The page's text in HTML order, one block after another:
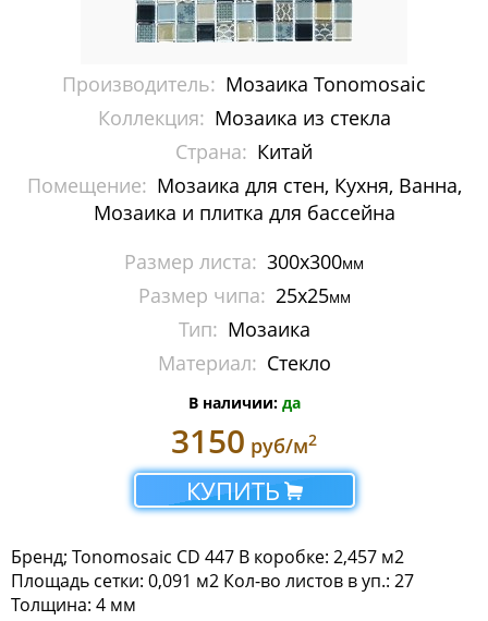
Мозаика Caramelle Mosaic
Мозаика Decor-mosaic
Мозаика Imagine Mosaic
Мозаика Irida
Мозаика Keramograd
Мозаика Mir Mosaic
Мозаика NSmosaic
Мозаика Orro Mosaic
Мозаика Rose Mosaic
Мозаика Sekitei
Мозаика Starmosaic
Мозаика Tonomosaic
Производитель: Мозаика Tonomosaic
Коллекция: Мозаика из стекла
Страна: Китай
Помещение: Мозаика для стен, Кухня, Ванна,
Мозаика и плитка для бассейна
Размер листа: 300х300мм
Размер чипа: 25х25мм
Тип: Мозаика
Материал: Стекло
В наличии: да
3150 руб/м2
КУПИТЬ
Бренд; Tonomosaic CD 447 В коробке: 2,457 м2
Площадь сетки: 0,091 м2 Кол-во листов в уп.: 27
Толщина: 4 мм